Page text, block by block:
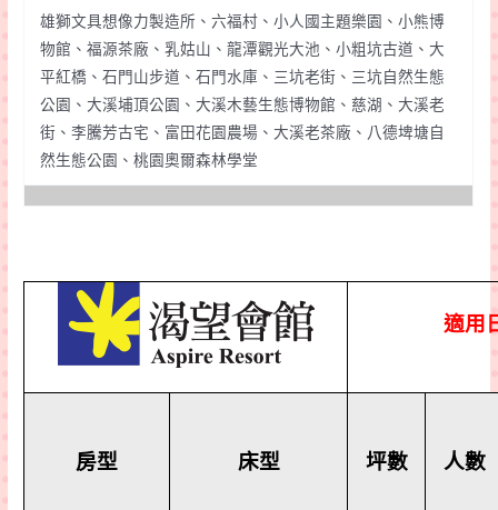
雄獅文具想像力製造所、六福村、小人國主題樂園、小熊博
物館、福源茶廠、乳姑山、龍潭觀光大池、小粗坑古道、大
平紅橋、石門山步道、石門水庫、三坑老街、三坑自然生態
公園、大溪埔頂公園、大溪木藝生態博物館、慈湖、大溪老
街、李騰芳古宅、富田花園農場、大溪老茶廠、八德埤塘自
然生態公園、桃園奧爾森林學堂
適用
房型 床型 坪數 人數